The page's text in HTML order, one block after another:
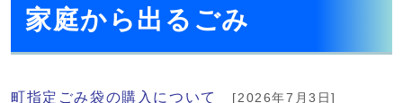
家庭から出るごみ
町指定ごみ袋の購入について [2026年7月3日]